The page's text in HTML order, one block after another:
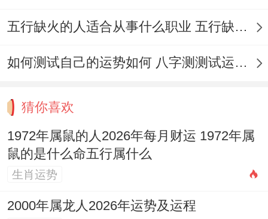
五行缺火的人适合从事什么职业 五行缺火的人适合从事的职业有哪些
如何测试自己的运势如何 八字测测试运运程
猜你喜欢
1972年属鼠的人2026年每月财运 1972年属
鼠的是什么命五行属什么
生肖运势
2000年属龙人2026年运势及运程